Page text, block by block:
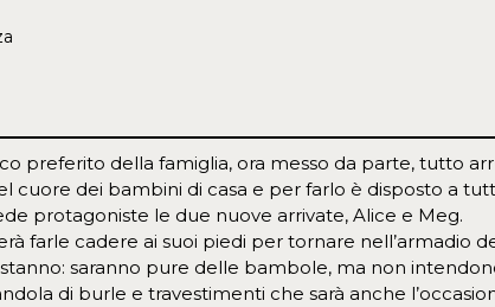
preferito della famiglia, ora messo da parte, tutto
cuore dei bambini di casa e per farlo è disposto a
protagoniste le due nuove arrivate, Alice e Meg.
farle cadere ai suoi piedi per tornare nell’armadio
saranno pure delle bambole, ma non
di burle e travestimenti che sarà anche